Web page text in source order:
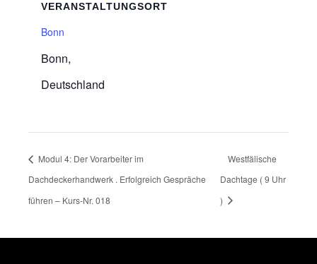
VERANSTALTUNGSORT
Bonn
Bonn,
Deutschland
Modul 4: Der Vorarbeiter im
Dachdeckerhandwerk . Erfolgreich Gespräche
führen – Kurs-Nr. 018
Westfälische
Dachtage ( 9 Uhr
)